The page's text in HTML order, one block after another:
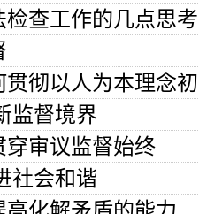
查工作的几点思考
彻以人为本理念
监督境界
穿审议监督始终
社会和谐